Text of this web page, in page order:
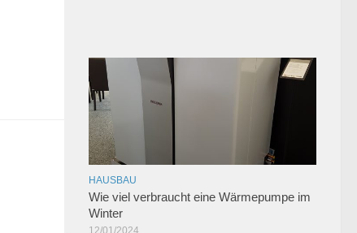
HAUSBAU
Wie viel verbraucht eine Wärmepumpe im
Winter
12/01/2024